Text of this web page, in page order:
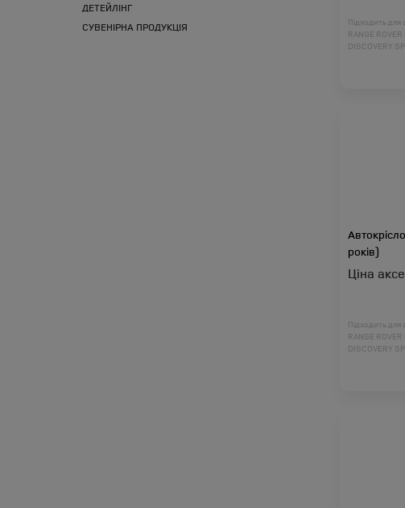
ДЕТЕЙЛІНГ
СУВЕНІРНА ПРОДУКЦІЯ
Підходить для
RANGE ROVER
DISCOVERY
років)
Ціна
Підходить для
RANGE ROVER
DISCOVERY